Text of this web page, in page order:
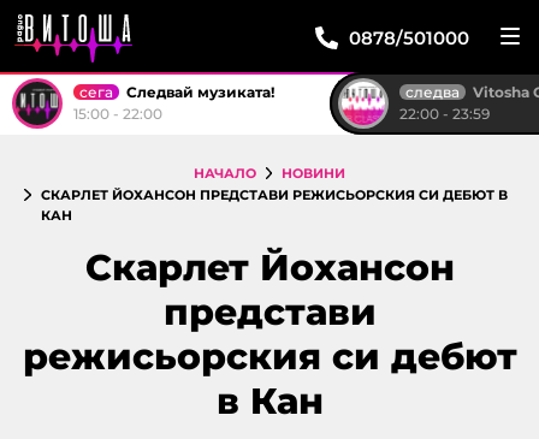
0878/501000
сега
Следвай музиката!
15:00 - 22:00
следва
Vitosha
22:00 - 23:59
НАЧАЛО
НОВИНИ
СКАРЛЕТ ЙОХАНСОН ПРЕДСТАВИ РЕЖИСЬОРСКИЯ СИ ДЕБЮТ В
КАН
Скарлет Йохансон
представи
режисьорския си дебют
в Кан